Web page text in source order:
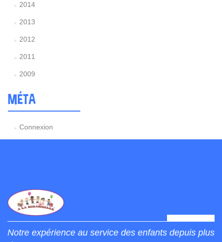
2014
2013
2012
2011
2009
MÉTA
Connexion
Notre expérience au service des enfants depuis plus